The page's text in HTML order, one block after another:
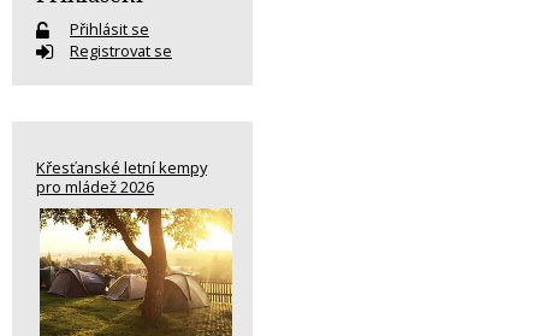
Přihlásit se
Registrovat se
Křesťanské letní kempy
pro mládež 2026